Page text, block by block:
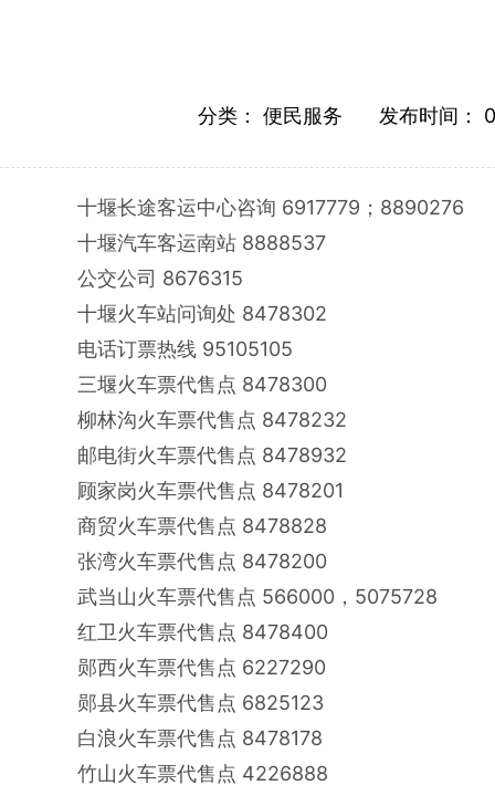
分类： 便民服务 发布时间：
十堰长途客运中心咨询 6917779；8890276
十堰汽车客运南站 8888537
公交公司 8676315
十堰火车站问询处 8478302
电话订票热线 95105105
三堰火车票代售点 8478300
柳林沟火车票代售点 8478232
邮电街火车票代售点 8478932
顾家岗火车票代售点 8478201
商贸火车票代售点 8478828
张湾火车票代售点 8478200
武当山火车票代售点 566000，5075728
红卫火车票代售点 8478400
郧西火车票代售点 6227290
郧县火车票代售点 6825123
白浪火车票代售点 8478178
竹山火车票代售点 4226888